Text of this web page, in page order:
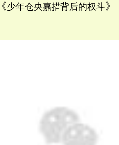
《少年仓央嘉措背后的权斗》